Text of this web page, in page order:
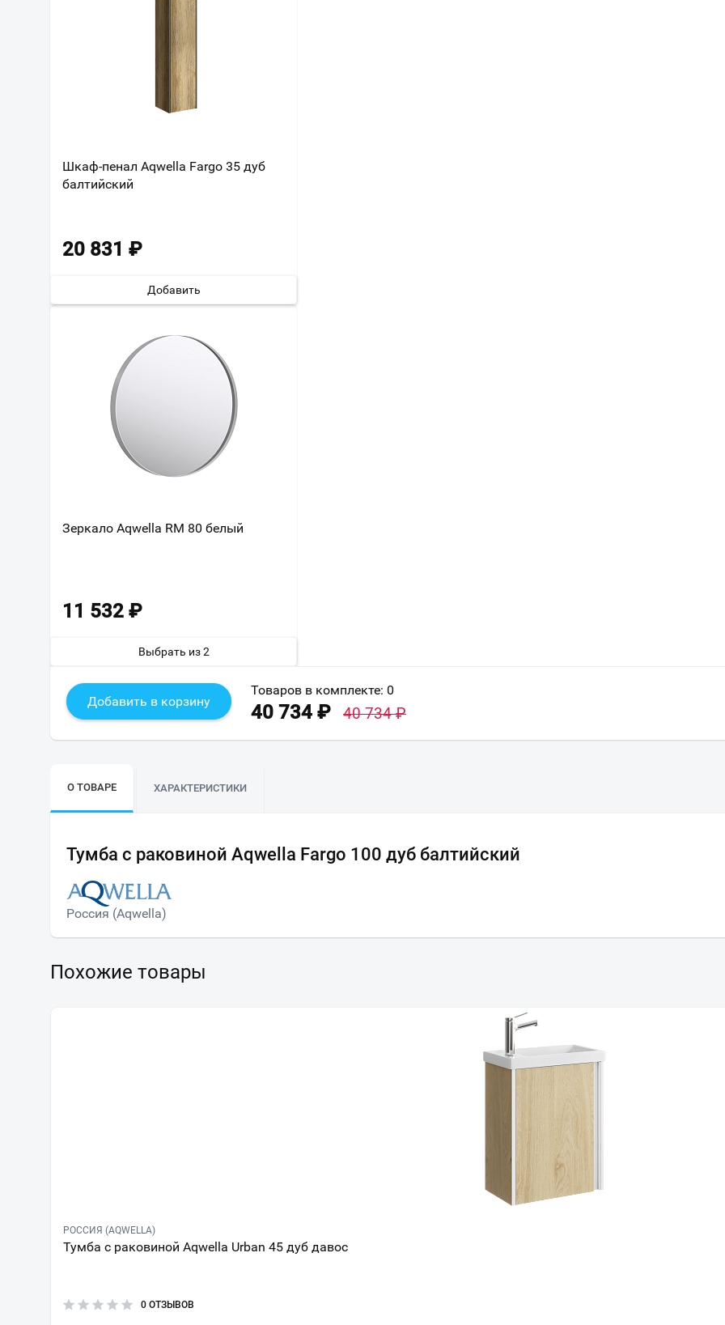
Шкаф-пенал Aqwella Fargo 35 дуб
балтийский
20 831 ₽
Добавить
Зеркало Aqwella RM 80 белый
11 532 ₽
Выбрать из 2
Добавить в корзину
Товаров в комплекте: 0
40 734 ₽ 40 734₽
О ТОВАРЕ ХАРАКТЕРИСТИКИ
Тумба с раковиной Aqwella Fargo 100 дуб балтийский
Россия (Aqwella)
Похожие товары
РОССИЯ (AQWELLA)
Тумба с раковиной Aqwella Urban 45 дуб давос
0 ОТЗЫВОВ